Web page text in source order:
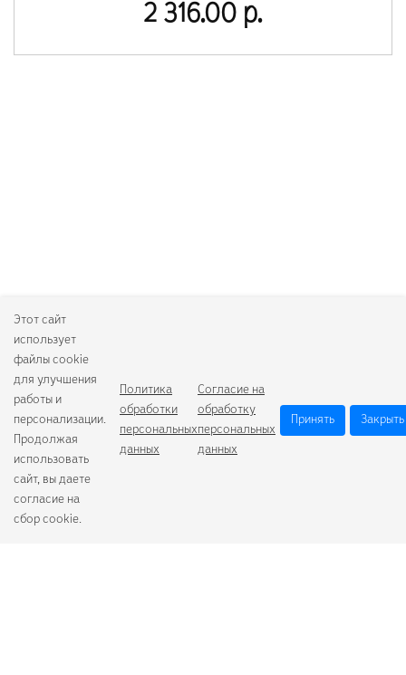
2 316.00 р.
Этот сайт
использует
файлы cookie
для улучшения
работы и
персонализации.
Продолжая
использовать
сайт, вы даете
согласие на
сбор cookie.
Политика
обработки
персональных
данных
Согласие на
обработку
персональных
данных
Принять Закрыть